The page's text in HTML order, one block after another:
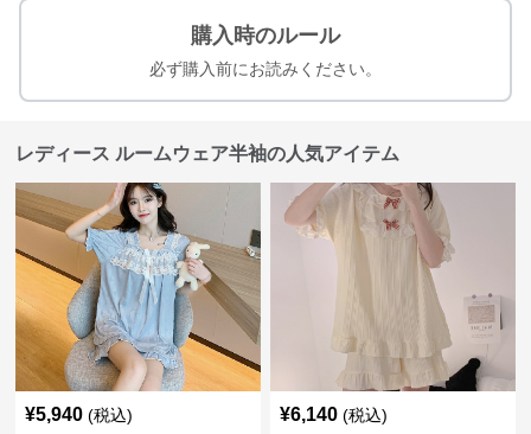
購入時のルール
必ず購入前にお読みください。
レディース ルームウェア半袖の人気アイテム
¥5,940 (税込) ¥6,140 (税込)